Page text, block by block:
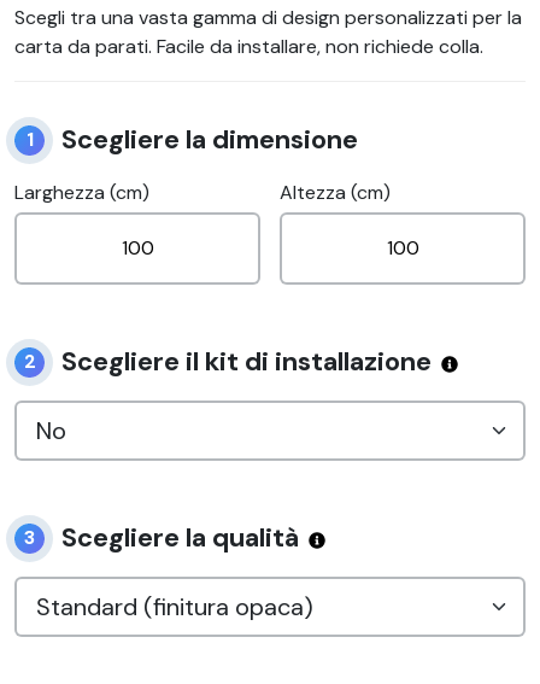
Scegli tra una vasta gamma di design personalizzati per la
carta da parati. Facile da installare, non richiede colla.
1 Scegliere la dimensione
Larghezza (cm) Altezza (cm)
2 Scegliere il kit di installazione
3 Scegliere la qualità